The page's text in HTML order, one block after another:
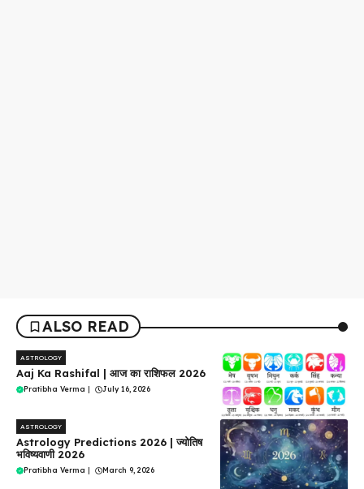
ALSO READ
ASTROLOGY
Aaj Ka Rashifal | आज का राशिफल 2026
Pratibha Verma | July 16, 2026
ASTROLOGY
Astrology Predictions 2026 | ज्योतिष
भविष्यवाणी 2026
Pratibha Verma | March 9, 2026